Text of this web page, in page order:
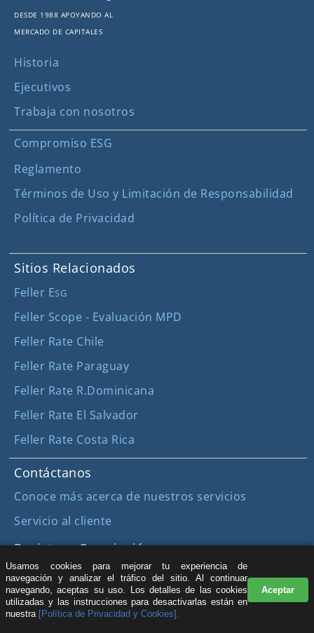
Desde 1988 apoyando al
mercado de capitales
Historia
Ejecutivos
Trabaja con nosotros
Compromiso ESG
Reglamento
Términos de Uso y Limitación de Responsabilidad
Política de Privacidad
Sitios Relacionados
Feller ESG
Feller Scope - Evaluación MPD
Feller Rate Chile
Feller Rate Paraguay
Feller Rate R.Dominicana
Feller Rate El Salvador
Feller Rate Costa Rica
Contáctanos
Conoce más acerca de nuestros servicios
Servicio al cliente
Registro y Suscripción
Registro para acceder a más contenido (sin costo)
Usamos cookies para mejorar tu experiencia de
navegación y analizar el tráfico del sitio. Al continuar
navegando, aceptas su uso. Los detalles de las cookies
utilizadas y las instrucciones para desactivarlas están en
nuestra [Política de Privacidad y Cookies].
Aceptar